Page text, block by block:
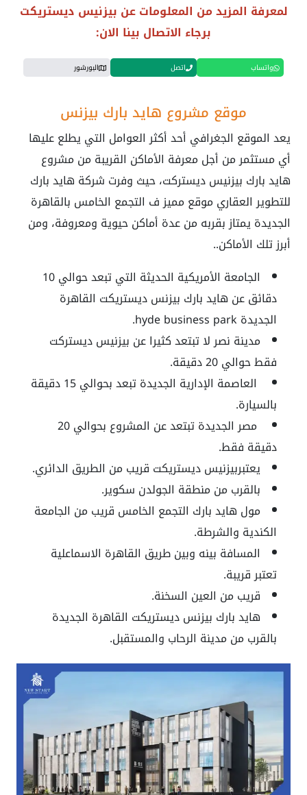
لمعرفة المزيد من المعلومات عن بيزنيس ديستريكت
برجاء الاتصال بينا الان:
واتساب اتصل البورشور
موقع مشروع هايد بارك بيزنس
يعد الموقع الجغرافي أحد أكثر العوامل التي يطلع عليها
أي مستثمر من أجل معرفة الأماكن القريبة من مشروع
هايد بارك بيزنيس ديستركت، حيث وفرت شركة هايد بارك
للتطوير العقاري موقع مميز ف التجمع الخامس بالقاهرة
الجديدة يمتاز بقربه من عدة أماكن حيوية ومعروفة، ومن
أبرز تلك الأماكن..
الجامعة الأمريكية الحديثة التي تبعد حوالي 10
دقائق عن هايد بارك بيزنس ديستريكت القاهرة
الجديدة hyde business park.
مدينة نصر لا تبتعد كثيرا عن بيزنيس ديستركت
فقط حوالي 20 دقيقة.
العاصمة الإدارية الجديدة تبعد بحوالي 15 دقيقة
بالسيارة.
مصر الجديدة تبتعد عن المشروع بحوالي 20
دقيقة فقط.
يعتبربيزنيس ديستريكت قريب من الطريق الدائري.
بالقرب من منطقة الجولدن سكوير.
مول هايد بارك التجمع الخامس قريب من الجامعة
الكندية والشرطة.
المسافة بينه وبين طريق القاهرة الاسماعلية
تعتبر قريبة.
قريب من العين السخنة.
هايد بارك بيزنس ديستريكت القاهرة الجديدة
بالقرب من مدينة الرحاب والمستقبل.